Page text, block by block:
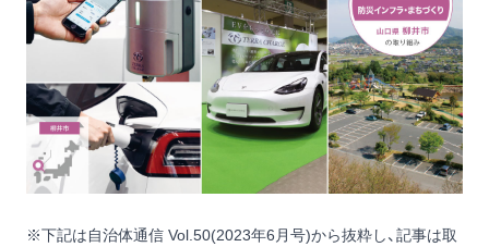
※下記は自治体通信 Vol.50(2023年6月号)から抜粋し、記事は取